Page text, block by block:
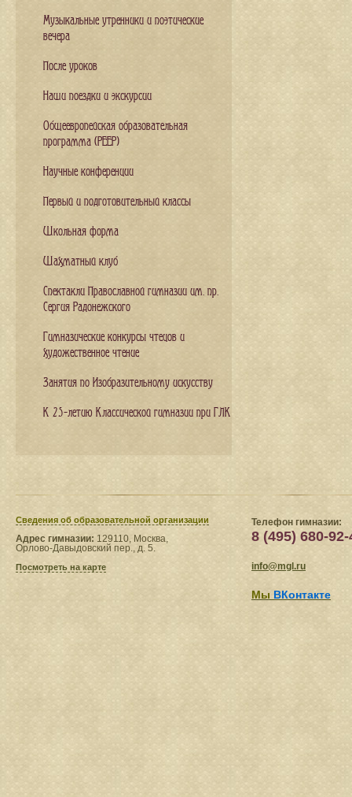
Музыкальные утренники и поэтические
вечера
После уроков
Наши поездки и экскурсии
Общеевропейская образовательная
программа (PEEP)
Научные конференции
Первый и подготовительный классы
Школьная форма
Шахматный клуб
Спектакли Православной гимназии им. пр.
Сергия Радонежского
Гимназические конкурсы чтецов и
художественное чтение
Занятия по Изобразительному искусству
К 25-летию Классической гимназии при ГЛК
Сведения​ об образовательной организации
Адрес гимназии: 129110, Москва,
Орлово-Давыдовский пер., д. 5.
Посмотреть на карте
Телефон гимназии:
8 (495) 680-92-
info@mgl.ru
Мы ВКонтакте